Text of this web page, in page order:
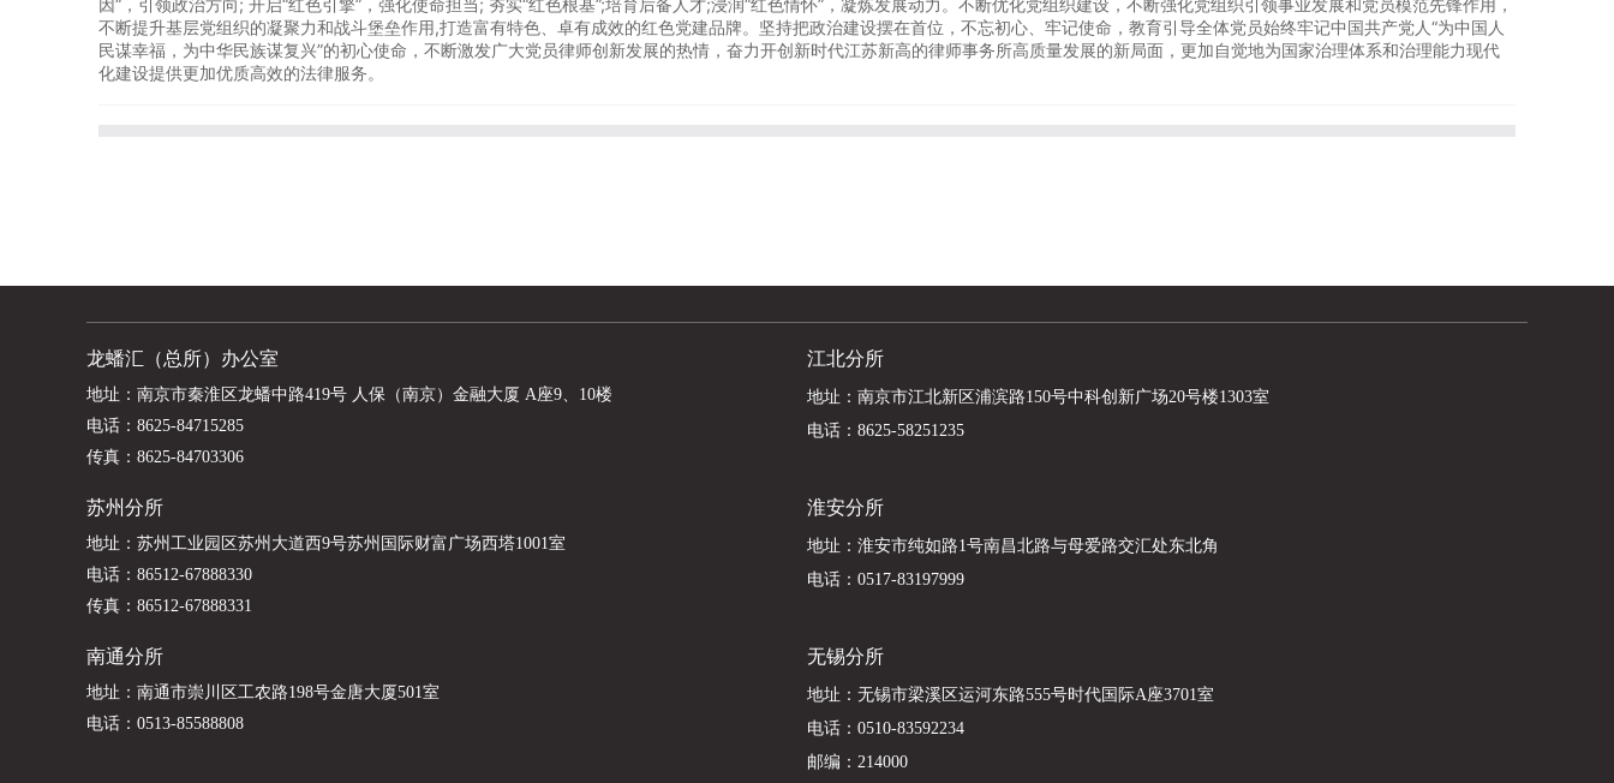
因“，引领政治方向; 开启“红色引擎”，强化使命担当; 夯实“红色根基”;培育后备人才;浸润“红色情怀”，凝炼发展动力。不断优化党组织建设，不断强化党组织引领事业发展和党员模范先锋作用，
不断提升基层党组织的凝聚力和战斗堡垒作用,打造富有特色、卓有成效的红色党建品牌。坚持把政治建设摆在首位，不忘初心、牢记使命，教育引导全体党员始终牢记中国共产党人“为中国人
民谋幸福，为中华民族谋复兴”的初心使命，不断激发广大党员律师创新发展的热情，奋力开创新时代江苏新高的律师事务所高质量发展的新局面，更加自觉地为国家治理体系和治理能力现代
化建设提供更加优质高效的法律服务。
龙蟠汇（总所）办公室
地址：南京市秦淮区龙蟠中路419号 人保（南京）金融大厦 A座9、10楼
电话： 8625-84715285
传真：8625-84703306
江北分所
地址：南京市江北新区浦滨路150号中科创新广场20号楼1303室
电话： 8625-58251235
苏州分所
地址：苏州工业园区苏州大道西9号苏州国际财富广场西塔1001室
电话： 86512-67888330
传真：86512-67888331
淮安分所
地址：淮安市纯如路1号南昌北路与母爱路交汇处东北角
电话： 0517-83197999
南通分所
地址：南通市崇川区工农路198号金唐大厦501室
电话： 0513-85588808
无锡分所
地址：无锡市梁溪区运河东路555号时代国际A座3701室
电话： 0510-83592234
邮编：214000